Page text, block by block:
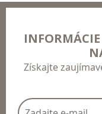
Získajte